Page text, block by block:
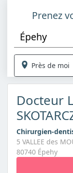
Prenez
Près de moi
Docteur
Chirurgien-
5 VALLEE des
80740 Épehy